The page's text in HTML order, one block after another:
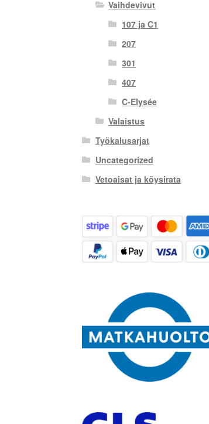
Vaihdevivut
107 ja C1
207
301
407
C-Elysée
Valaistus
Työkalusarjat
Uncategorized
Vetoaisat ja köysirata